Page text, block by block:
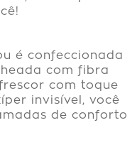
é confeccionada
com fibra
com toque
invisível, você
de conforto